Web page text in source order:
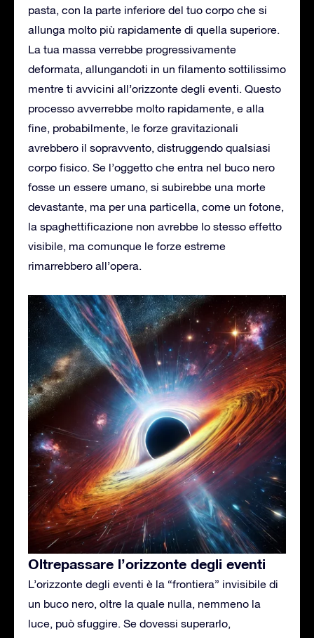
pasta, con la parte inferiore del tuo corpo che si
allunga molto più rapidamente di quella superiore.
La tua massa verrebbe progressivamente
deformata, allungandoti in un filamento sottilissimo
mentre ti avvicini all’orizzonte degli eventi. Questo
processo avverrebbe molto rapidamente, e alla
fine, probabilmente, le forze gravitazionali
avrebbero il sopravvento, distruggendo qualsiasi
corpo fisico. Se l’oggetto che entra nel buco nero
fosse un essere umano, si subirebbe una morte
devastante, ma per una particella, come un fotone,
la spaghettificazione non avrebbe lo stesso effetto
visibile, ma comunque le forze estreme
rimarrebbero all’opera.
Oltrepassare l’orizzonte degli eventi
L’orizzonte degli eventi è la “frontiera” invisibile di
un buco nero, oltre la quale nulla, nemmeno la
luce, può sfuggire. Se dovessi superarlo,